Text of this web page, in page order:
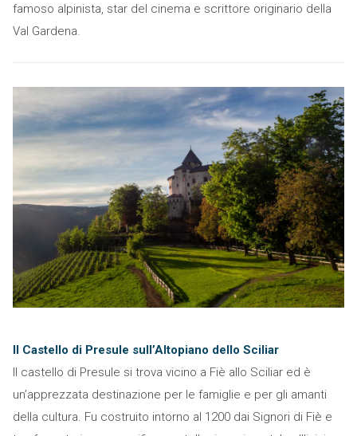
famoso alpinista, star del cinema e scrittore originario della
Val Gardena.
Il Castello di Presule sull’Altopiano dello Sciliar
Il castello di Presule si trova vicino a Fiè allo Sciliar ed è
un’apprezzata destinazione per le famiglie e per gli amanti
della cultura. Fu costruito intorno al 1200 dai Signori di Fiè e